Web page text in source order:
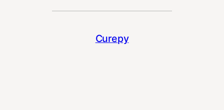
Curepy